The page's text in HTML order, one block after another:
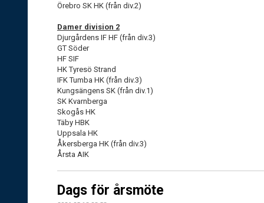
Örebro SK HK (från div.2)
Damer division 2
Djurgårdens IF HF (från div.3)
GT Söder
HF SIF
HK Tyresö Strand
IFK Tumba HK (från div.3)
Kungsängens SK (från div.1)
SK Kvarnberga
Skogås HK
Täby HBK
Uppsala HK
Åkersberga HK (från div.3)
Årsta AIK
Dags för årsmöte